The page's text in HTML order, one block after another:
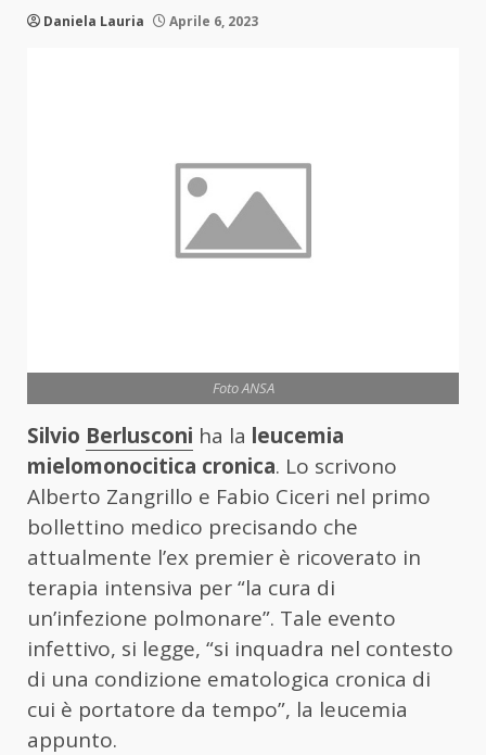
Daniela Lauria Aprile 6, 2023
Foto ANSA
Silvio Berlusconi ha la leucemia
mielomonocitica cronica. Lo scrivono
Alberto Zangrillo e Fabio Ciceri nel primo
bollettino medico precisando che
attualmente l’ex premier è ricoverato in
terapia intensiva per “la cura di
un’infezione polmonare”. Tale evento
infettivo, si legge, “si inquadra nel contesto
di una condizione ematologica cronica di
cui è portatore da tempo”, la leucemia
appunto.